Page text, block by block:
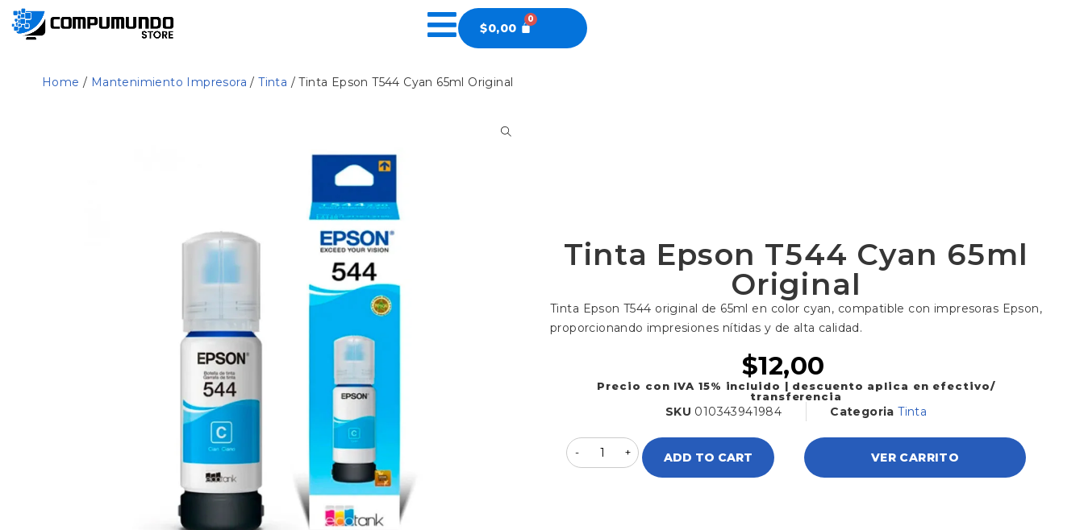
$0,00
Home / Mantenimiento Impresora /Tinta / Tinta Epson T544 Cyan 65ml Original
Tinta Epson T544 Cyan 65ml
Original
Tinta Epson T544 original de 65ml en color cyan, compatible con impresoras Epson,
proporcionando impresiones nítidas y de alta calidad.
$12,00
Precio con IVA 15% incluido | descuento aplica en efectivo/
transferencia
SKU 010343941984 Categoria Tinta
ADD TO CART VER CARRITO